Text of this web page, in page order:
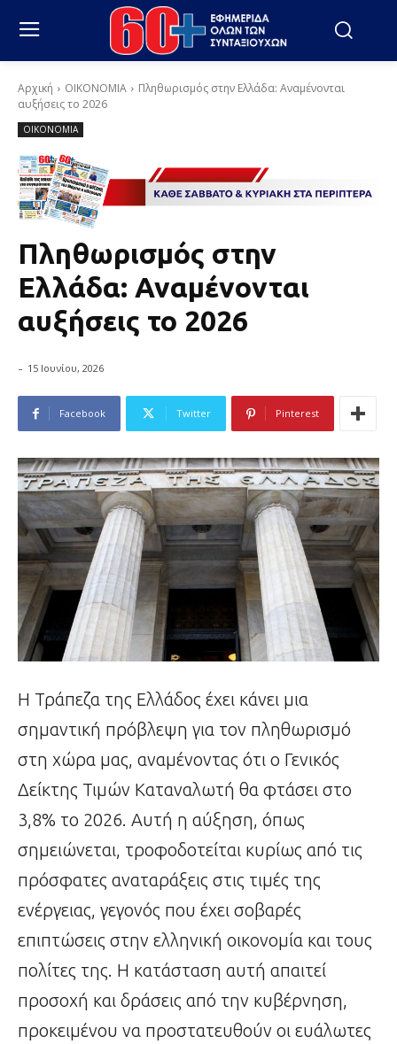
Αρχική ΟΙΚΟΝΟΜΙΑ
Πληθωρισμός στην Ελλάδα: Αναμένονται
αυξήσεις το 2026
ΟΙΚΟΝΟΜΙΑ
Πληθωρισμός στην
Ελλάδα: Αναμένονται
αυξήσεις το 2026
- 15 Ιουνίου, 2026
Facebook Twitter Pinterest
Η Τράπεζα της Ελλάδος έχει κάνει μια
σημαντική πρόβλεψη για τον πληθωρισμό
στη χώρα μας, αναμένοντας ότι ο Γενικός
Δείκτης Τιμών Καταναλωτή θα φτάσει στο
3,8% το 2026. Αυτή η αύξηση, όπως
σημειώνεται, τροφοδοτείται κυρίως από τις
πρόσφατες αναταράξεις στις τιμές της
ενέργειας, γεγονός που έχει σοβαρές
επιπτώσεις στην ελληνική οικονομία και τους
πολίτες της. Η κατάσταση αυτή απαιτεί
προσοχή και δράσεις από την κυβέρνηση,
προκειμένου να προστατευθούν οι ευάλωτες